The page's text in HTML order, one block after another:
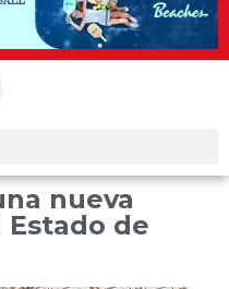
nueva
de